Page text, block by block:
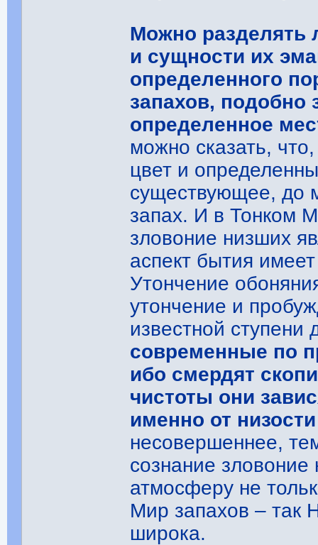
Можно разделять
и сущности их
определенного
запахов,
определенное
можно сказать,
цвет и
существующее, до
запах. И в Тонком
зловоние низших
аспект бытия
Утончение
утончение и
известной ступени
современные по
ибо смердят
чистоты они
именно от
несовершеннее,
сознание
атмосферу не
Мир запахов – так
широка.